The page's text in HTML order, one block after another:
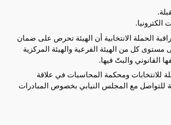
الحملة الانتخابية أن الهيئة تحرص على ضمان
مستوى كل من الهيئة الفرعية والهيئة المركزية
القانوني والبتّ فيها.
للانتخابات ومحكمة المحاسبات في علاقة
للتواصل مع المجلس النيابي بخصوص المبادرات